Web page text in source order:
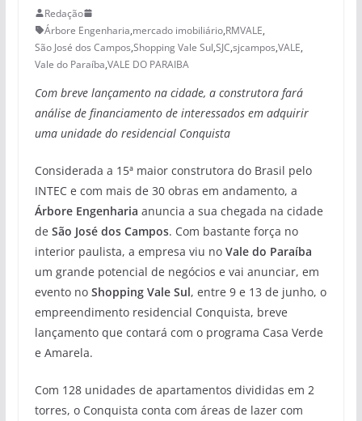
Redação
Árbore Engenharia,mercado imobiliário,RMVALE,
São José dos Campos,Shopping Vale Sul,SJC,sjcampos,VALE,
Vale do Paraíba,VALE DO PARAIBA
Com breve lançamento na cidade, a construtora fará
análise de financiamento de interessados em adquirir
uma unidade do residencial Conquista
Considerada a 15ª maior construtora do Brasil pelo
INTEC e com mais de 30 obras em andamento, a
Árbore Engenharia anuncia a sua chegada na cidade
de São José dos Campos. Com bastante força no
interior paulista, a empresa viu no Vale do Paraíba
um grande potencial de negócios e vai anunciar, em
evento no Shopping Vale Sul, entre 9 e 13 de junho, o
empreendimento residencial Conquista, breve
lançamento que contará com o programa Casa Verde
e Amarela.
Com 128 unidades de apartamentos divididas em 2
torres, o Conquista conta com áreas de lazer com